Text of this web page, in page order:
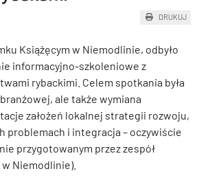
DRUKUJ
Książęcym w Niemodlinie, odbyło
informacyjno-szkoleniowe z
rybackimi. Celem spotkania była
ale także wymiana
założeń lokalnej strategii rozwoju,
problemach i integracja – oczywiście
przygotowanym przez zespół
Niemodlinie).